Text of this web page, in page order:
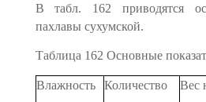
В табл. 162 приводятся
пахлавы сухум­ской.
Таблица 162 Основные
Влажность Количество Вес